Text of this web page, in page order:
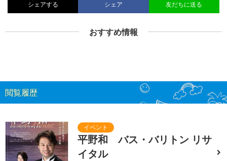
シェアする シェア 友だちに送る
おすすめ情報
閲覧履歴
平野和 バス・バリトン リサ
イタル